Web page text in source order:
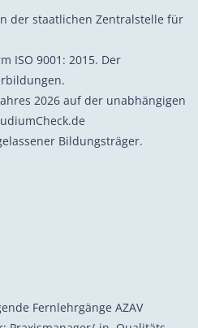
der staatlichen Zentralstelle für
ISO 9001: 2015. Der
2026 auf der unabhängigen
Bildungsträger.
Fernlehrgänge AZAV